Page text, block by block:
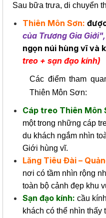
Sau bữa trưa, di chuyển
Thiên Môn Sơn:
của Trương Gia Giới",
ngọn núi hùng vĩ và
treo + sạn đạo kính)
Các điểm tham
Thiên Môn Sơn:
Cáp treo Thiên Môn
một trong những cáp
du khách ngắm nhìn
Giới hùng vĩ.
Lăng Tiêu Đài –
nơi có tầm nhìn rộng
toàn bộ cảnh đẹp khu
Sạn đạo kính: cầu
khách có thể nhìn